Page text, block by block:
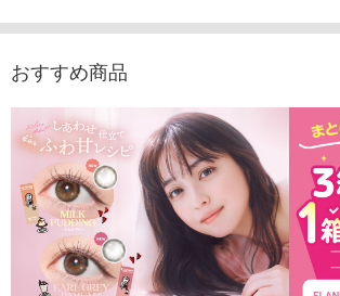
おすすめ商品